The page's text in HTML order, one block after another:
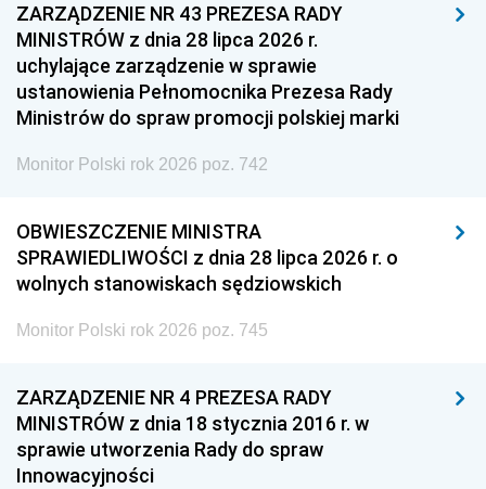
ZARZĄDZENIE NR 43 PREZESA RADY
MINISTRÓW z dnia 28 lipca 2026 r.
uchylające zarządzenie w sprawie
ustanowienia Pełnomocnika Prezesa Rady
Ministrów do spraw promocji polskiej marki
Monitor Polski rok 2026 poz. 742
OBWIESZCZENIE MINISTRA
SPRAWIEDLIWOŚCI z dnia 28 lipca 2026 r. o
wolnych stanowiskach sędziowskich
Monitor Polski rok 2026 poz. 745
ZARZĄDZENIE NR 4 PREZESA RADY
MINISTRÓW z dnia 18 stycznia 2016 r. w
sprawie utworzenia Rady do spraw
Innowacyjności